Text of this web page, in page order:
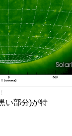
い部分)が特